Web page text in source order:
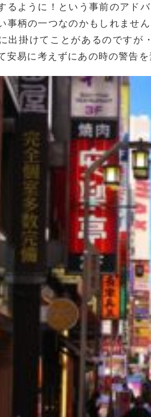
るように！という事前のアド
事柄の一つなのかもしれませ
出掛けてことがあるのですが
安易に考えずにあの時の警告